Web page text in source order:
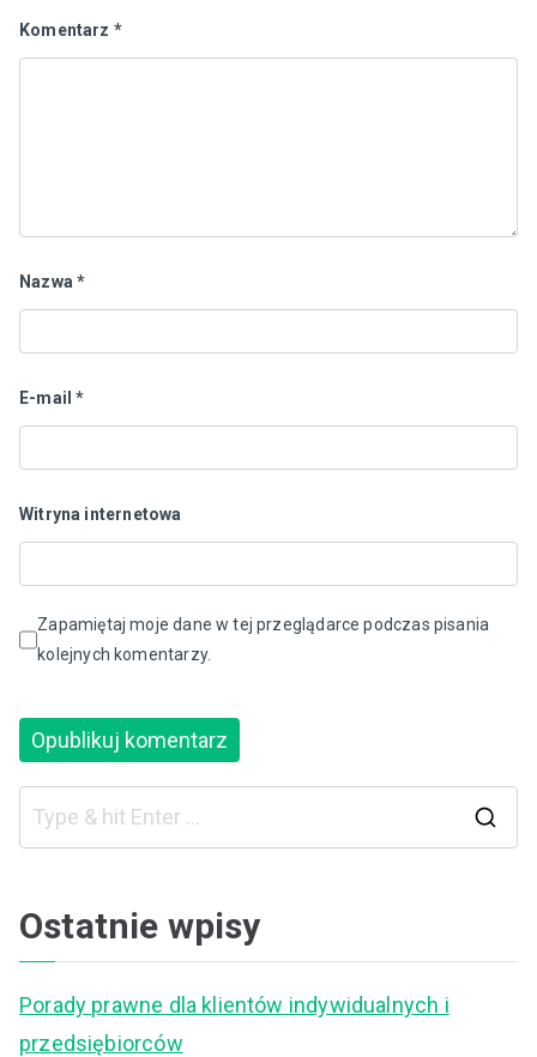
Komentarz *
Nazwa*
E-mail*
Witryna internetowa
Zapamiętaj moje dane w tej przeglądarce podczas pisania
kolejnych komentarzy.
Ostatnie wpisy
Porady prawne dla klientów indywidualnych i
przedsiębiorców